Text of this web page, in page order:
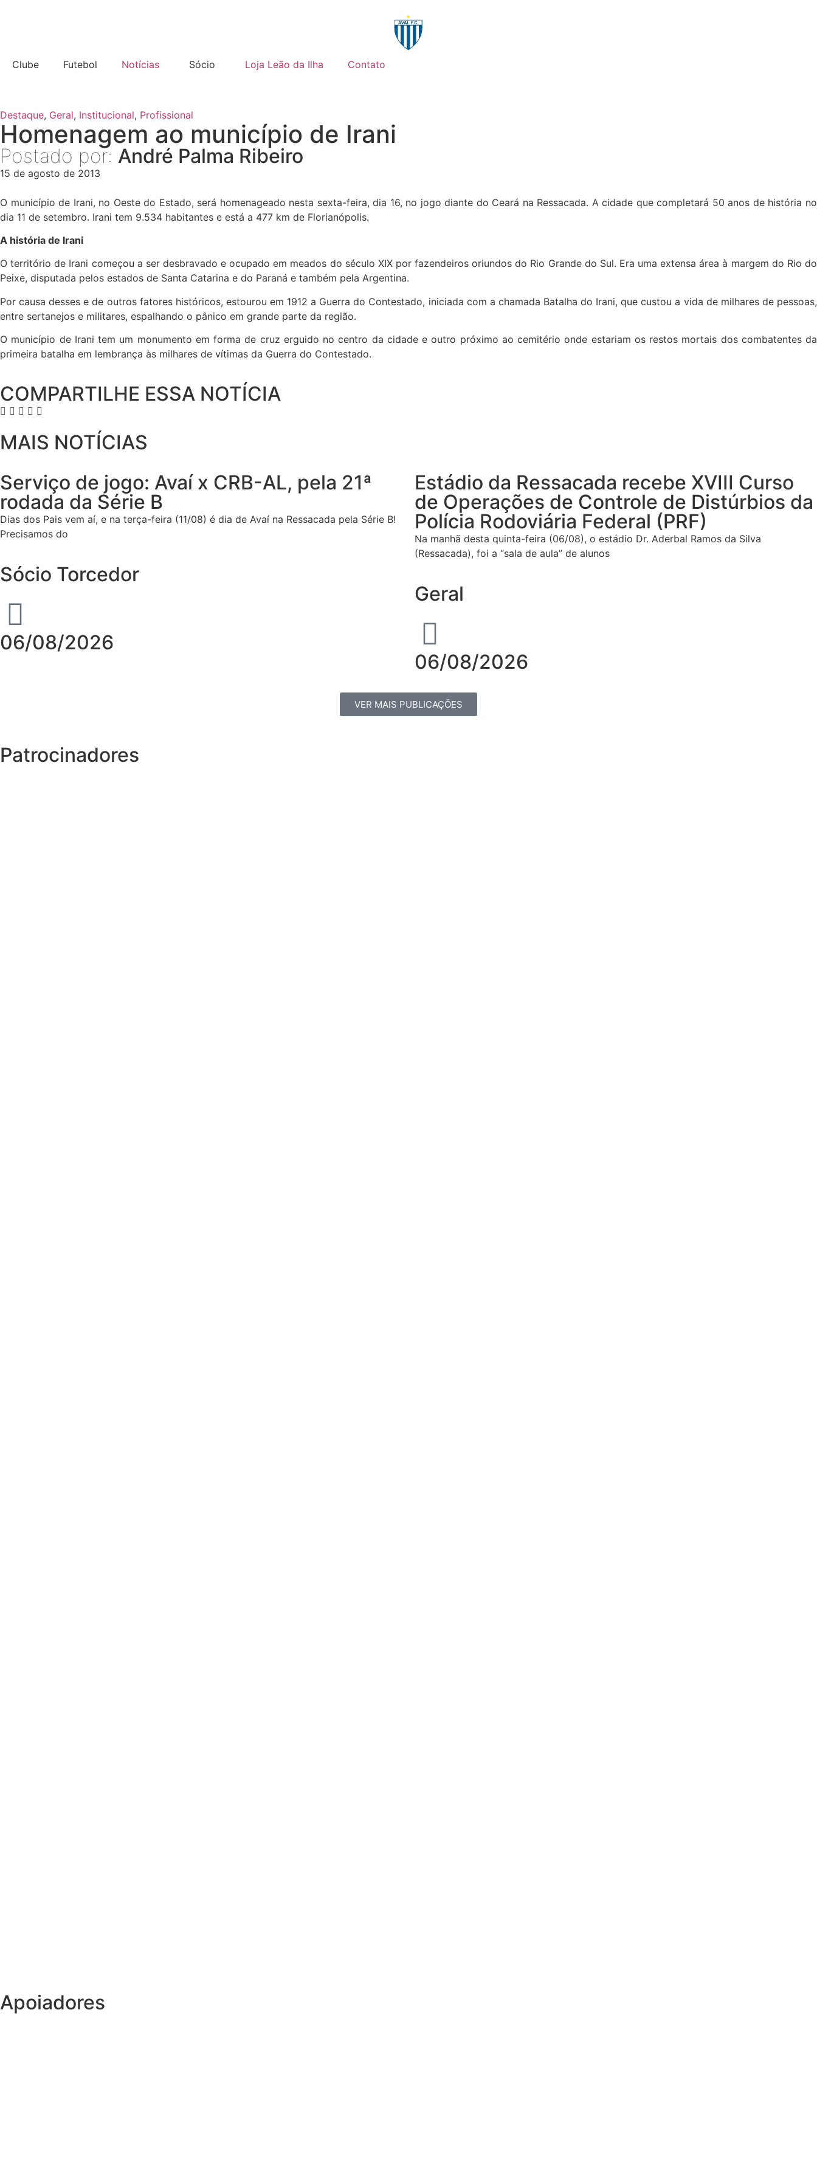
Clube Futebol Notícias Sócio Loja Leão da Ilha Contato
Destaque, Geral, Institucional, Profissional
Homenagem ao município de Irani
Postado por: André Palma Ribeiro
15 de agosto de 2013
O município de Irani, no Oeste do Estado, será homenageado nesta sexta-feira, dia 16, no jogo diante do Ceará na Ressacada. A cidade que completará 50 anos de história no
dia 11 de setembro. Irani tem 9.534 habitantes e está a 477 km de Florianópolis.
A história de Irani
O território de Irani começou a ser desbravado e ocupado em meados do século XIX por fazendeiros oriundos do Rio Grande do Sul. Era uma extensa área à margem do Rio do
Peixe, disputada pelos estados de Santa Catarina e do Paraná e também pela Argentina.
Por causa desses e de outros fatores históricos, estourou em 1912 a Guerra do Contestado, iniciada com a chamada Batalha do Irani, que custou a vida de milhares de pessoas,
entre sertanejos e militares, espalhando o pânico em grande parte da região.
O município de Irani tem um monumento em forma de cruz erguido no centro da cidade e outro próximo ao cemitério onde estariam os restos mortais dos combatentes da
primeira batalha em lembrança às milhares de vítimas da Guerra do Contestado.
COMPARTILHE ESSA NOTÍCIA
MAIS NOTÍCIAS
Serviço de jogo: Avaí x CRB-AL, pela 21ª
rodada da Série B
Dias dos Pais vem aí, e na terça-feira (11/08) é dia de Avaí na Ressacada pela Série B!
Precisamos do
Sócio Torcedor
06/08/2026
Estádio da Ressacada recebe XVIII Curso
de Operações de Controle de Distúrbios da
Polícia Rodoviária Federal (PRF)
Na manhã desta quinta-feira (06/08), o estádio Dr. Aderbal Ramos da Silva
(Ressacada), foi a “sala de aula” de alunos
Geral
06/08/2026
VER MAIS PUBLICAÇÕES
Patrocinadores
Apoiadores